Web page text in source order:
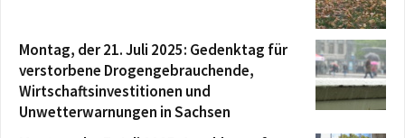
Montag, der 21. Juli 2025: Gedenktag für
verstorbene Drogengebrauchende,
Wirtschaftsinvestitionen und
Unwetterwarnungen in Sachsen